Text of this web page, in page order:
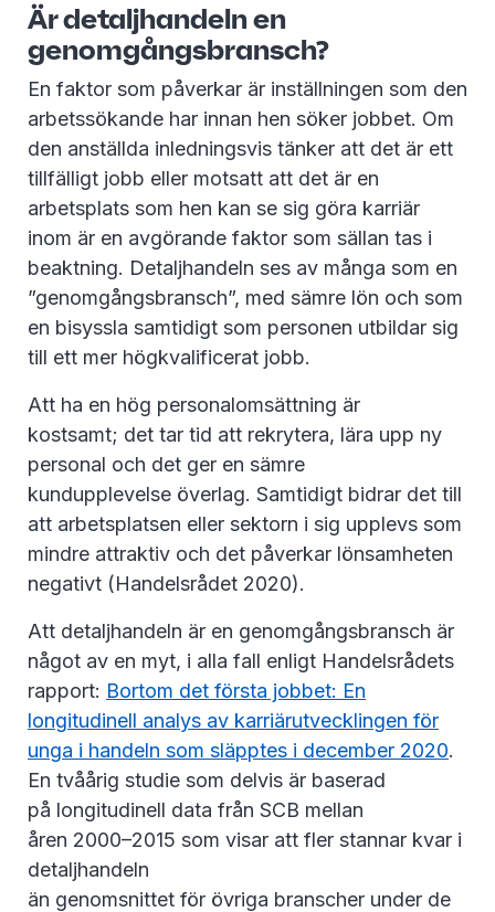
Är detaljhandeln en
genomgångsbransch?
En faktor som påverkar är inställningen som den
arbetssökande har innan hen söker jobbet. Om
den anställda inledningsvis tänker att det är ett
tillfälligt jobb eller motsatt att det är en
arbetsplats som hen kan se sig göra karriär
inom är en avgörande faktor som sällan tas i
beaktning. Detaljhandeln ses av många som en
”genomgångsbransch”, med sämre lön och som
en bisyssla samtidigt som personen utbildar sig
till ett mer högkvalificerat jobb.
Att ha en hög personalomsättning är
kostsamt; det tar tid att rekrytera, lära upp ny
personal och det ger en sämre
kundupplevelse överlag. Samtidigt bidrar det till
att arbetsplatsen eller sektorn i sig upplevs som
mindre attraktiv och det påverkar lönsamheten
negativt (Handelsrådet 2020).
Att detaljhandeln är en genomgångsbransch är
något av en myt, i alla fall enligt Handelsrådets
rapport: Bortom det första jobbet: En
longitudinell analys av karriärutvecklingen för
unga i handeln som släpptes i december 2020.
En tvåårig studie som delvis är baserad
på longitudinell data från SCB mellan
åren 2000–2015 som visar att fler stannar kvar i
detaljhandeln
än genomsnittet för övriga branscher under de